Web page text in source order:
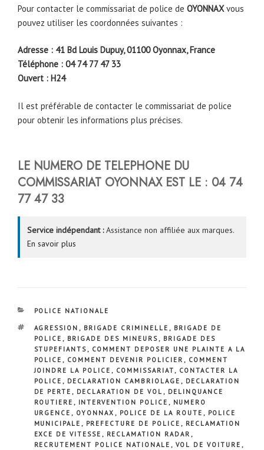
Pour contacter le commissariat de police de OYONNAXvous
pouvez utiliser les coordonnées suivantes :
Adresse : 41 Bd Louis Dupuy, 01100 Oyonnax, France
Téléphone : 04 74 77 47 33
Ouvert : H24
Il est préférable de contacter le commissariat de police
pour obtenir les informations plus précises.
LE NUMERO DE TELEPHONE DU
COMMISSARIAT OYONNAX EST LE : 04 74
77 47 33
Service indépendant :Assistance non affiliée aux marques.
En savoir plus
CATÉGORIES
POLICE NATIONALE
ÉTIQUETTES
AGRESSION , BRIGADE CRIMINELLE , BRIGADE DE
POLICE , BRIGADE DES MINEURS, BRIGADE DES
STUPEFIANTS, COMMENT DEPOSER UNE PLAINTE A LA
POLICE , COMMENT DEVENIR POLICIER , COMMENT
JOINDRE LA POLICE , COMMISSARIAT, CONTACTER LA
POLICE , DECLARATION CAMBRIOLAGE , DECLARATION
DE PERTE , DECLARATION DE VOL , DELINQUANCE
ROUTIERE , INTERVENTION POLICE , NUMERO
URGENCE , OYONNAX , POLICE DE LA ROUTE , POLICE
MUNICIPALE , PREFECTURE DE POLICE , RECLAMATION
EXCE DE VITESSE , RECLAMATION RADAR ,
RECRUTEMENT POLICE NATIONALE , VOL DE VOITURE ,